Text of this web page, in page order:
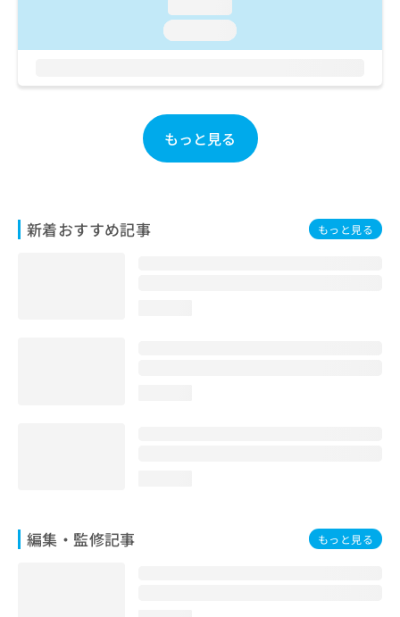
もっと見る
新着おすすめ記事 もっと見る
編集・監修記事 もっと見る
い
わ